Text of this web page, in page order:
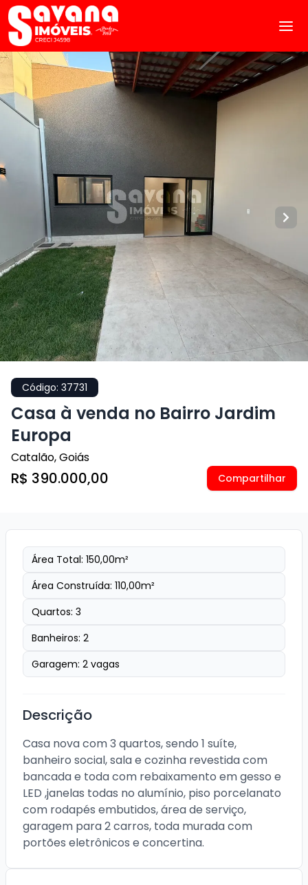
Código: 37731
Casa à venda no Bairro Jardim
Europa
Catalão,Goiás
R$ 390.000,00 Compartilhar
Área Total: 150,00m²
Área Construída: 110,00m²
Quartos: 3
Banheiros: 2
Garagem: 2 vagas
Descrição
Casa nova com 3 quartos, sendo 1 suíte,
banheiro social, sala e cozinha revestida com
bancada e toda com rebaixamento em gesso e
LED ,janelas todas no alumínio, piso porcelanato
com rodapés embutidos, área de serviço,
garagem para 2 carros, toda murada com
portões eletrônicos e concertina.